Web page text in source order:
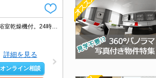
詳細を見る
オンライン相談